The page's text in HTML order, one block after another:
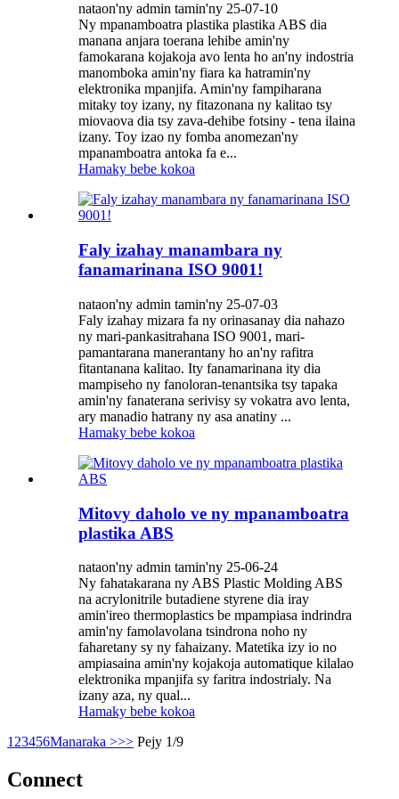
nataon'ny admin tamin'ny 25-07-10
Ny mpanamboatra plastika plastika ABS dia
manana anjara toerana lehibe amin'ny
famokarana kojakoja avo lenta ho an'ny indostria
manomboka amin'ny fiara ka hatramin'ny
elektronika mpanjifa. Amin'ny fampiharana
mitaky toy izany, ny fitazonana ny kalitao tsy
miovaova dia tsy zava-dehibe fotsiny - tena ilaina
izany. Toy izao ny fomba anomezan'ny
mpanamboatra antoka fa e...
Hamaky bebe kokoa
Faly izahay manambara ny
fanamarinana ISO 9001!
nataon'ny admin tamin'ny 25-07-03
Faly izahay mizara fa ny orinasanay dia nahazo
ny mari-pankasitrahana ISO 9001, mari-
pamantarana manerantany ho an'ny rafitra
fitantanana kalitao. Ity fanamarinana ity dia
mampiseho ny fanoloran-tenantsika tsy tapaka
amin'ny fanaterana serivisy sy vokatra avo lenta,
ary manadio hatrany ny asa anatiny ...
Hamaky bebe kokoa
Mitovy daholo ve ny mpanamboatra
plastika ABS
nataon'ny admin tamin'ny 25-06-24
Ny fahatakarana ny ABS Plastic Molding ABS
na acrylonitrile butadiene styrene dia iray
amin'ireo thermoplastics be mpampiasa indrindra
amin'ny famolavolana tsindrona noho ny
faharetany sy ny fahaizany. Matetika izy io no
ampiasaina amin'ny kojakoja automatique kilalao
elektronika mpanjifa sy faritra indostrialy. Na
izany aza, ny qual...
Hamaky bebe kokoa
1 23456Manaraka >>> Pejy 1/9
Connect